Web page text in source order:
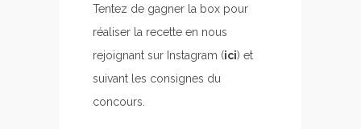
Tentez de gagner la box pour
réaliser la recette en nous
rejoignant sur Instagram (ici) et
suivant les consignes du
concours.